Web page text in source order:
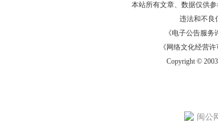
本站所有文章、数据仅供
违法和不良
《电子公告服务许
《网络文化经营
Copyright ©
闽公